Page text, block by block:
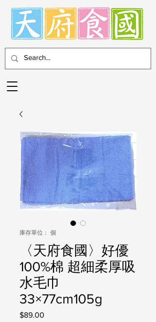
庫存單位： 個
〈天府食國〉好優
100%棉 超細柔厚吸
水毛巾
33×77cm105g
$89.00